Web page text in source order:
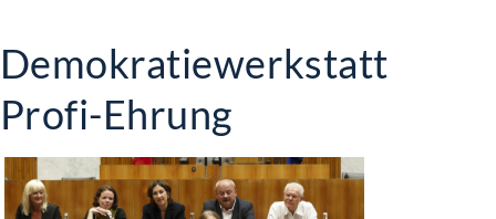
Demokratiewerkstatt
Profi-Ehrung